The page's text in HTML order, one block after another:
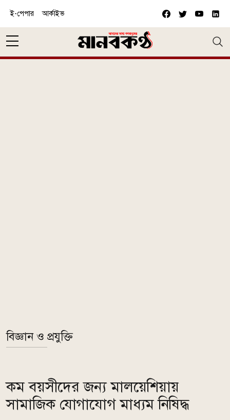
ই-পেপার আর্কাইভ
বিজ্ঞান ও প্রযুক্তি
কম বয়সীদের জন্য মালয়েশিয়ায়
সামাজিক যোগাযোগ মাধ্যম নিষিদ্ধ